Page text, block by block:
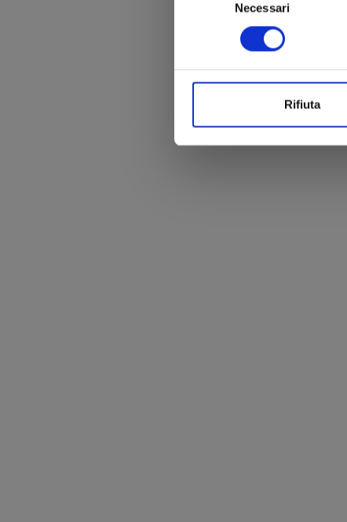
Necessari
Rifiuta